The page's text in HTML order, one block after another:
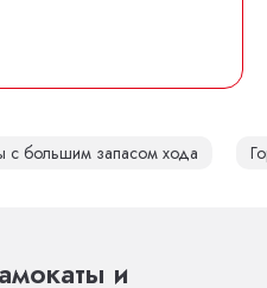
с большим запасом хода
и